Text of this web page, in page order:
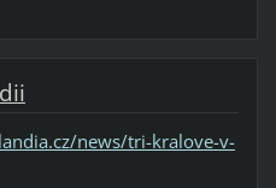
news/tri-kralove-v-